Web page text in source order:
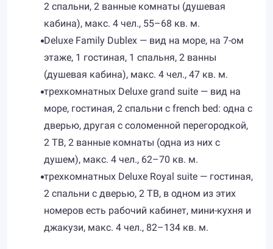
2 спальни, 2 ванные комнаты (душевая
кабина), макс. 4 чел., 55–68 кв. м.
Deluxe Family Dublex — вид на море, на 7-ом
этаже, 1 гостиная, 1 спальня, 2 ванны
(душевая кабина), макс. 4 чел., 47 кв. м.
трехкомнатных Deluxe grand suite — вид на
море, гостиная, 2 спальни с french bed: одна с
дверью, другая с соломенной перегородкой,
2 ТВ, 2 ванные комнаты (одна из них с
душем), макс. 4 чел., 62–70 кв. м.
трехкомнатных Deluxe Royal suite — гостиная,
2 спальни с дверью, 2 ТВ, в одном из этих
номеров есть рабочий кабинет, мини-кухня и
джакузи, макс. 4 чел., 82–134 кв. м.